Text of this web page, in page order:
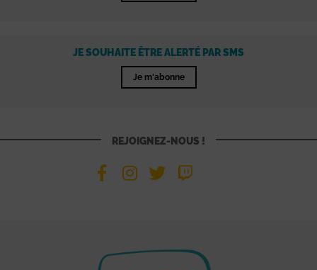
JE SOUHAITE ÊTRE ALERTÉ PAR SMS
Je m'abonne
REJOIGNEZ-NOUS !